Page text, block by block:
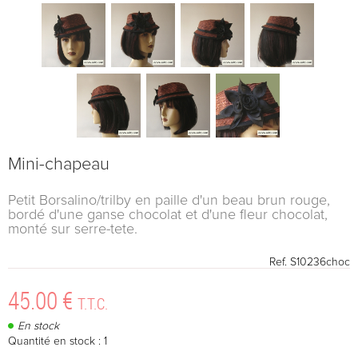
Mini-chapeau
Petit Borsalino/trilby en paille d'un beau brun rouge,
bordé d'une ganse chocolat et d'une fleur chocolat,
monté sur serre-tete.
Ref. S10236choc
45.00 € T.T.C.
En stock
Quantité en stock : 1